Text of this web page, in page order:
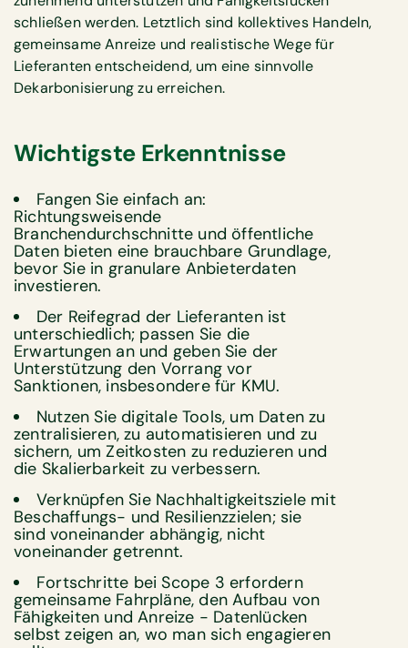
schließen werden. Letztlich sind kollektives Handeln,
gemeinsame Anreize und realistische Wege für
Lieferanten entscheidend, um eine sinnvolle
Dekarbonisierung zu erreichen.
Wichtigste Erkenntnisse
Fangen Sie einfach an:
Richtungsweisende
Branchendurchschnitte und öffentliche
Daten bieten eine brauchbare Grundlage,
bevor Sie in granulare Anbieterdaten
investieren.
Der Reifegrad der Lieferanten ist
unterschiedlich; passen Sie die
Erwartungen an und geben Sie der
Unterstützung den Vorrang vor
Sanktionen, insbesondere für KMU.
Nutzen Sie digitale Tools, um Daten zu
zentralisieren, zu automatisieren und zu
sichern, um Zeitkosten zu reduzieren und
die Skalierbarkeit zu verbessern.
Verknüpfen Sie Nachhaltigkeitsziele mit
Beschaffungs- und Resilienzzielen; sie
sind voneinander abhängig, nicht
voneinander getrennt.
Fortschritte bei Scope 3 erfordern
gemeinsame Fahrpläne, den Aufbau von
Fähigkeiten und Anreize - Datenlücken
selbst zeigen an, wo man sich engagieren